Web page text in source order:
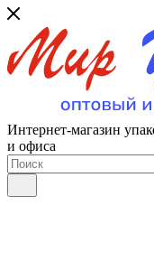
Интернет-магазин
и офиса